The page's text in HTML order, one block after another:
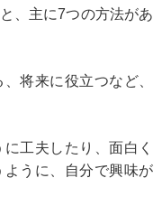
、主に7つの方法があ
将来に役立つなど、
工夫したり、面白く
うに、自分で興味が